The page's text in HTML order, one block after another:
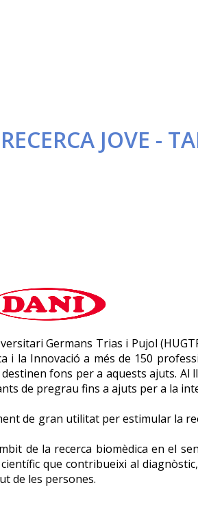
JOVE -
Germans Trias i Pujol
i la Innovació a més de 150
destinen fons per a aquests ajuts.
de pregrau fins a ajuts per a la
de gran utilitat per estimular la
de la recerca biomèdica en el
que contribueixi al
de les persones.